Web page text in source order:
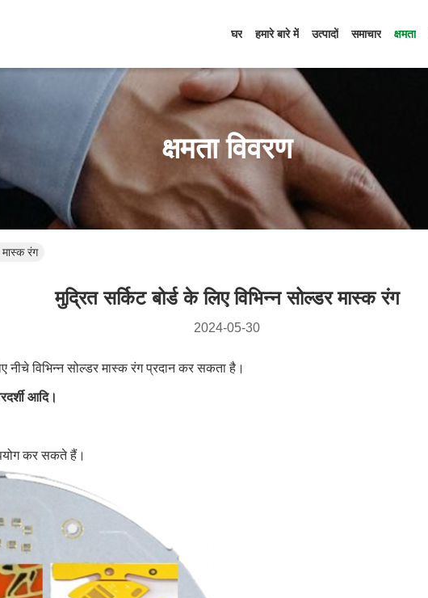
घर हमारे बारे में उत्पादों समाचार क्षमता
क्षमता विवरण
मास्क रंग
मुद्रित सर्किट बोर्ड के लिए विभिन्न सोल्डर मास्क रंग
2024-05-30
नीचे विभिन्न सोल्डर मास्क रंग प्रदान कर सकता है।
आदि।
कर सकते हैं।